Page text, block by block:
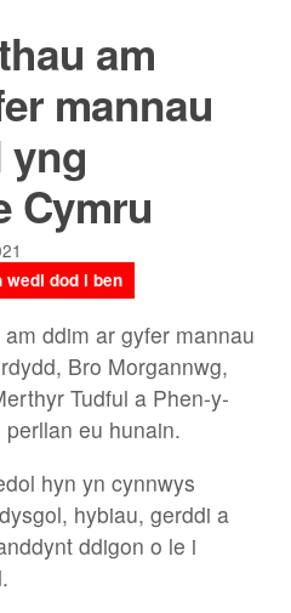
am
mannau
yng
Cymru
wedi dod i ben
ddim ar gyfer mannau
Bro Morgannwg,
Tudful a Phen-y-
eu hunain.
hyn yn cynnwys
hybiau, gerddi a
ddigon o le i